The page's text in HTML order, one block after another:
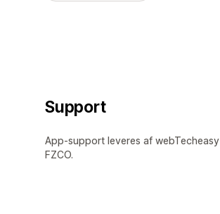
Support
App-support leveres af webTecheasy
FZCO.